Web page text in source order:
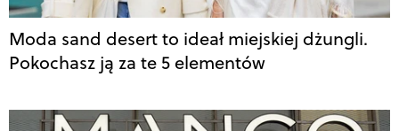
Moda sand desert to ideał miejskiej dżungli.
Pokochasz ją za te 5 elementów